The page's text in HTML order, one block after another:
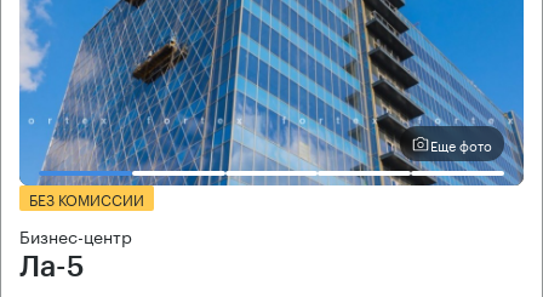
Еще фото
БЕЗ КОМИССИИ
Бизнес-центр
Ла-5